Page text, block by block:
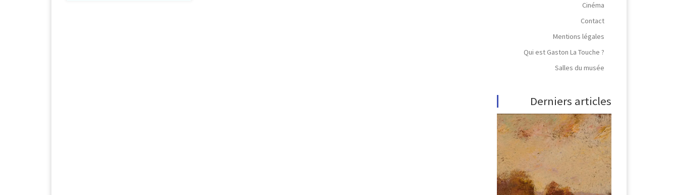
Cinéma
Contact
Mentions légales
Qui est Gaston La Touche ?
Salles du musée
Derniers articles